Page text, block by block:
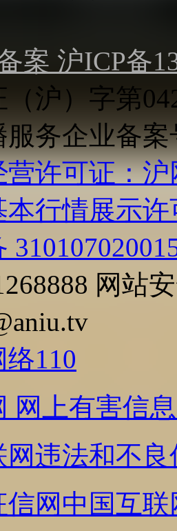
案 沪ICP备
沪）字第
务企业备案
许可证：沪
本行情展示许
网站
络110
网上有害信
网违法和不
网 中国互